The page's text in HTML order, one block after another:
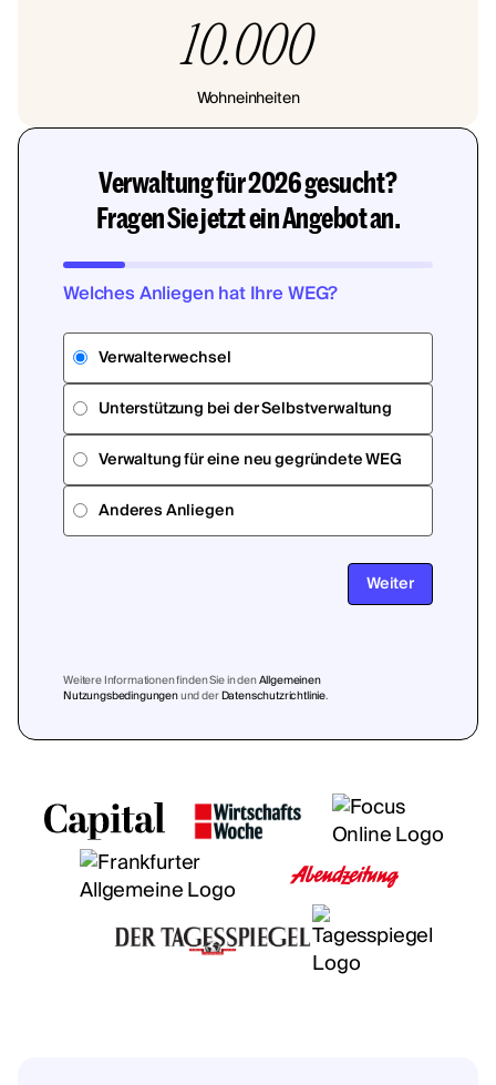
10.000
Wohneinheiten
Verwaltung für 2026 gesucht?
Fragen Sie jetzt ein Angebot an.
Welches Anliegen hat Ihre WEG?
Verwalterwechsel
Unterstützung bei der Selbstverwaltung
Verwaltung für eine neu gegründete WEG
Anderes Anliegen
Weiter
Weitere Informationen finden Sie in denAllgemeinen
Nutzungsbedingungenund derDatenschutzrichtlinie.